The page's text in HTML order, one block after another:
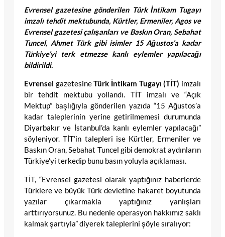
Evrensel gazetesine gönderilen Türk İntikam Tugayı
imzalı tehdit mektubunda, Kürtler, Ermeniler, Agos ve
Evrensel gazetesi çalışanları ve Baskın Oran, Sebahat
Tuncel, Ahmet Türk gibi isimler 15 Ağustos’a kadar
Türkiye’yi terk etmezse kanlı eylemler yapılacağı
bildirildi.
Evrensel gazetesineTürk İntikam Tugayı (TİT) imzalı
bir tehdit mektubu yollandı. TİT imzalı ve “Açık
Mektup” başlığıyla gönderilen yazıda “15 Ağustos’a
kadar taleplerinin yerine getirilmemesi durumunda
Diyarbakır ve İstanbul’da kanlı eylemler yapılacağı”
söyleniyor. TİT’in talepleri ise Kürtler, Ermeniler ve
Baskın Oran, Sebahat Tuncel gibi demokrat aydınların
Türkiye’yi terkedip bunu basın yoluyla açıklaması.
TİT, “Evrensel gazetesi olarak yaptığınız haberlerde
Türklere ve büyük Türk devletine hakaret boyutunda
yazılar çıkarmakla yaptığınız yanlışları
arttırıyorsunuz. Bu nedenle operasyon hakkımız saklı
kalmak şartıyla” diyerek taleplerini şöyle sıralıyor: